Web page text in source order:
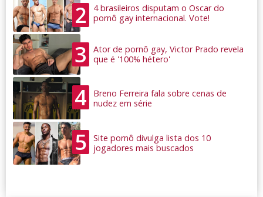
2
4 brasileiros disputam o Oscar do
pornô gay internacional. Vote!
3
Ator de pornô gay, Victor Prado revela
que é '100% hétero'
4
Breno Ferreira fala sobre cenas de
nudez em série
5
Site pornô divulga lista dos 10
jogadores mais buscados